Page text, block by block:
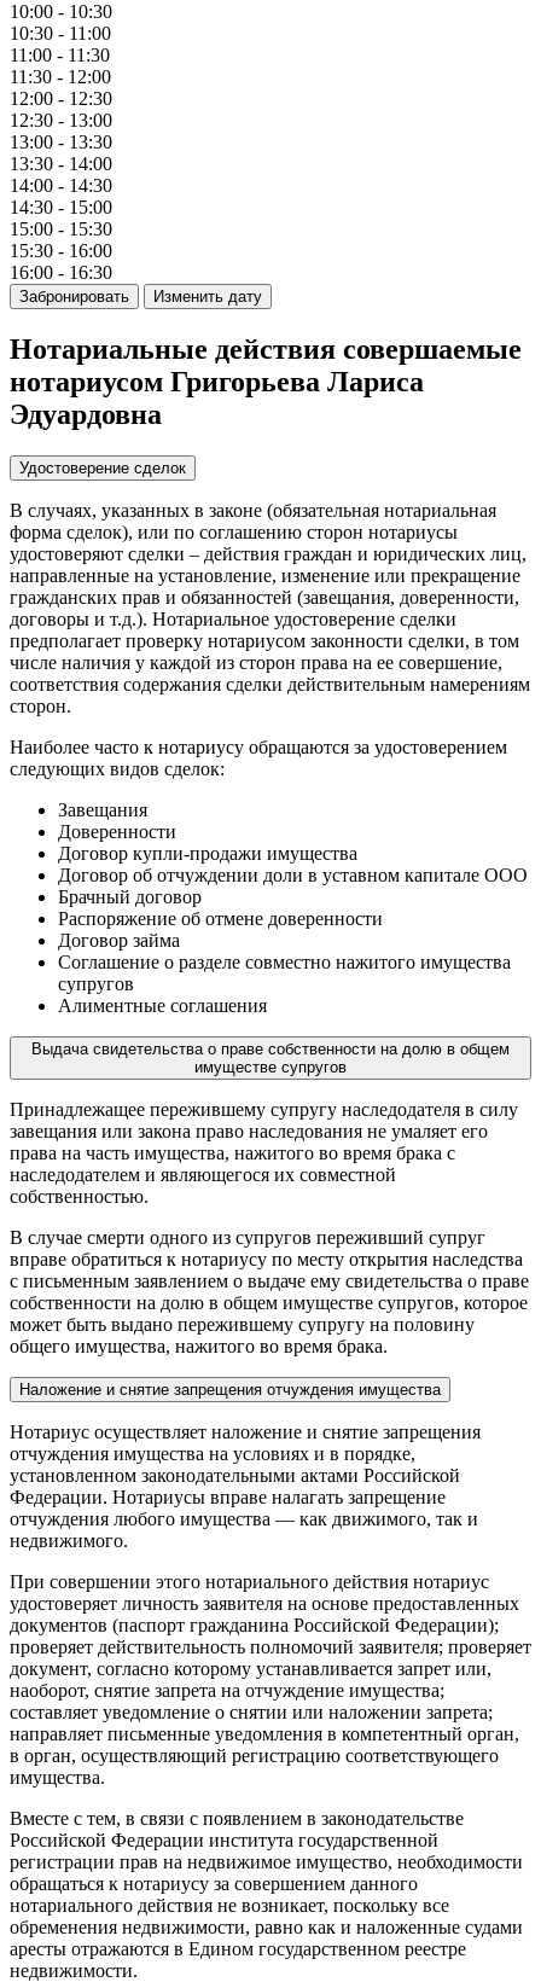
10:00 - 10:30
10:30 - 11:00
11:00 - 11:30
11:30 - 12:00
12:00 - 12:30
12:30 - 13:00
13:00 - 13:30
13:30 - 14:00
14:00 - 14:30
14:30 - 15:00
15:00 - 15:30
15:30 - 16:00
16:00 - 16:30
Забронировать Изменить дату
Нотариальные действия совершаемые
нотариусом Григорьева Лариса
Эдуардовна
Удостоверение сделок
В случаях, указанных в законе (обязательная нотариальная
форма сделок), или по соглашению сторон нотариусы
удостоверяют сделки – действия граждан и юридических лиц,
направленные на установление, изменение или прекращение
гражданских прав и обязанностей (завещания, доверенности,
договоры и т.д.). Нотариальное удостоверение сделки
предполагает проверку нотариусом законности сделки, в том
числе наличия у каждой из сторон права на ее совершение,
соответствия содержания сделки действительным намерениям
сторон.
Наиболее часто к нотариусу обращаются за удостоверением
следующих видов сделок:
Завещания
Доверенности
Договор купли-продажи имущества
Договор об отчуждении доли в уставном капитале ООО
Брачный договор
Распоряжение об отмене доверенности
Договор займа
Соглашение о разделе совместно нажитого имущества
супругов
Алиментные соглашения
Выдача свидетельства о праве собственности на долю в общем
имуществе супругов
Принадлежащее пережившему супругу наследодателя в силу
завещания или закона право наследования не умаляет его
права на часть имущества, нажитого во время брака с
наследодателем и являющегося их совместной
собственностью.
В случае смерти одного из супругов переживший супруг
вправе обратиться к нотариусу по месту открытия наследства
с письменным заявлением о выдаче ему свидетельства о праве
собственности на долю в общем имуществе супругов, которое
может быть выдано пережившему супругу на половину
общего имущества, нажитого во время брака.
Наложение и снятие запрещения отчуждения имущества
Нотариус осуществляет наложение и снятие запрещения
отчуждения имущества на условиях и в порядке,
установленном законодательными актами Российской
Федерации. Нотариусы вправе налагать запрещение
отчуждения любого имущества — как движимого, так и
недвижимого.
При совершении этого нотариального действия нотариус
удостоверяет личность заявителя на основе предоставленных
документов (паспорт гражданина Российской Федерации);
проверяет действительность полномочий заявителя; проверяет
документ, согласно которому устанавливается запрет или,
наоборот, снятие запрета на отчуждение имущества;
составляет уведомление о снятии или наложении запрета;
направляет письменные уведомления в компетентный орган,
в орган, осуществляющий регистрацию соответствующего
имущества.
Вместе с тем, в связи с появлением в законодательстве
Российской Федерации института государственной
регистрации прав на недвижимое имущество, необходимости
обращаться к нотариусу за совершением данного
нотариального действия не возникает, поскольку все
обременения недвижимости, равно как и наложенные судами
аресты отражаются в Едином государственном реестре
недвижимости.